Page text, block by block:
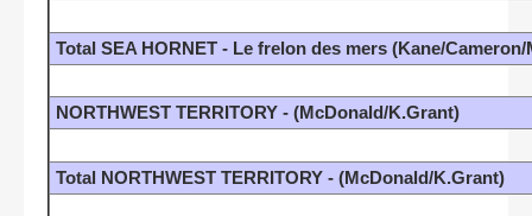
Total SEA HORNET - Le frelon des mers (Kane/Cameron/
NORTHWEST TERRITORY - (McDonald/K.Grant)
Total NORTHWEST TERRITORY - (McDonald/K.Grant)